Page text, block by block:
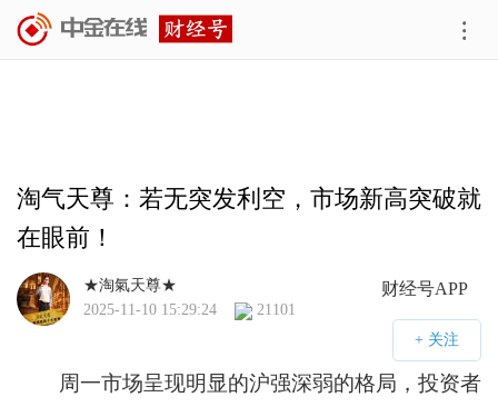
淘气天尊：若无突发利空，市场新高突破就
在眼前！
财经号APP
★淘氣天尊★
2025-11-10 15:29:24
21101
周一市场呈现明显的沪强深弱的格局，投资者